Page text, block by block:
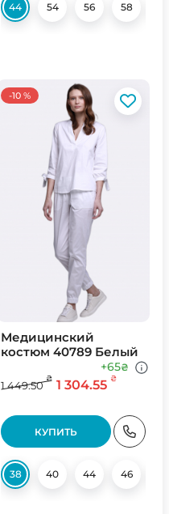
44 54 56 58
50
-10 %
Медицинский
костюм 40789 Белый
1 449.50
₴ 1 304.55 ₴
+65₴
КУПИТЬ
38 40 44 46